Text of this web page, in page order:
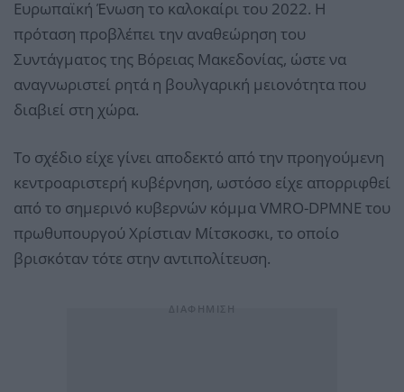
Ευρωπαϊκή Ένωση το καλοκαίρι του 2022. Η
πρόταση προβλέπει την αναθεώρηση του
Συντάγματος της Βόρειας Μακεδονίας, ώστε να
αναγνωριστεί ρητά η βουλγαρική μειονότητα που
διαβιεί στη χώρα.
Το σχέδιο είχε γίνει αποδεκτό από την προηγούμενη
κεντροαριστερή κυβέρνηση, ωστόσο είχε απορριφθεί
από το σημερινό κυβερνών κόμμα VMRO-DPMNE του
πρωθυπουργού Χρίστιαν Μίτσκοσκι, το οποίο
βρισκόταν τότε στην αντιπολίτευση.